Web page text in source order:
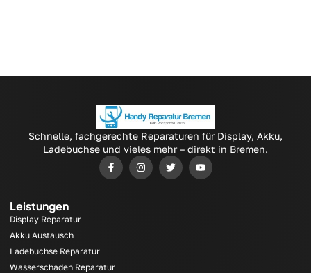
Schnelle, fachgerechte Reparaturen für Display, Akku,
Ladebuchse und vieles mehr – direkt in Bremen.
Leistungen
Display Reparatur
Akku Austausch
Ladebuchse Reparatur
Wasserschaden Reparatur